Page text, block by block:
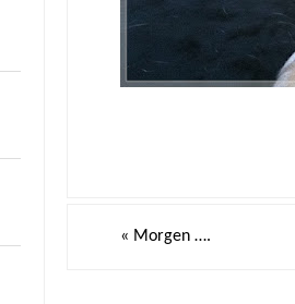
« Morgen ….